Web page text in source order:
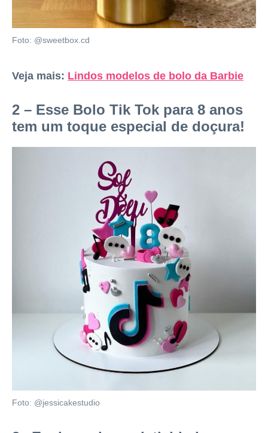
Foto: @sweetbox.cd
Veja mais: Lindos modelos de bolo da Barbie
2 – Esse Bolo Tik Tok para 8 anos
tem um toque especial de doçura!
Foto: @jessicakestudio